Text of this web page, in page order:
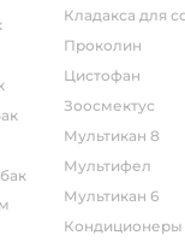
кладакса для
проколин
цистофан
зоосмектус
мультикан 8
мультифел
мультикан 6